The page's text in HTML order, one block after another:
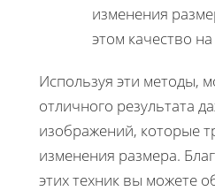
изменения
этом качество
Используя эти методы,
отличного результата
изображений, которые
изменения размера.
этих техник вы можете